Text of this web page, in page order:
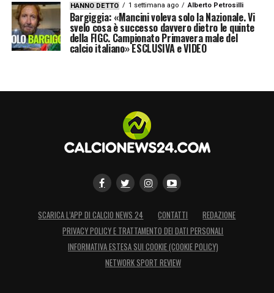
HANNO DETTO 1 settimana ago Alberto Petrosilli
Bargiggia: «Mancini voleva solo la Nazionale. Vi
svelo cosa è successo davvero dietro le quinte
della FIGC. Campionato Primavera male del
calcio italiano» ESCLUSIVA e VIDEO
SCARICA L’APP DI CALCIO NEWS 24 CONTATTI
REDAZIONE
PRIVACY POLICY E TRATTAMENTO DEI DATI PERSONALI
INFORMATIVA ESTESA SUI COOKIE (COOKIE POLICY)
NETWORK SPORT REVIEW